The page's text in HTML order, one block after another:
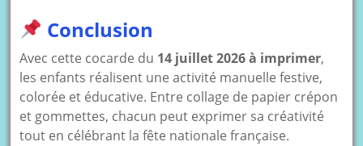
Conclusion
Avec cette cocarde du 14 juillet 2026 à imprimer,
les enfants réalisent une activité manuelle festive,
colorée et éducative. Entre collage de papier crépon
et gommettes, chacun peut exprimer sa créativité
tout en célébrant la fête nationale française.